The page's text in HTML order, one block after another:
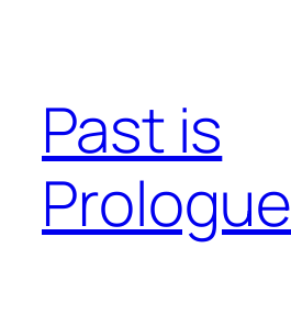
Past is
Prologue